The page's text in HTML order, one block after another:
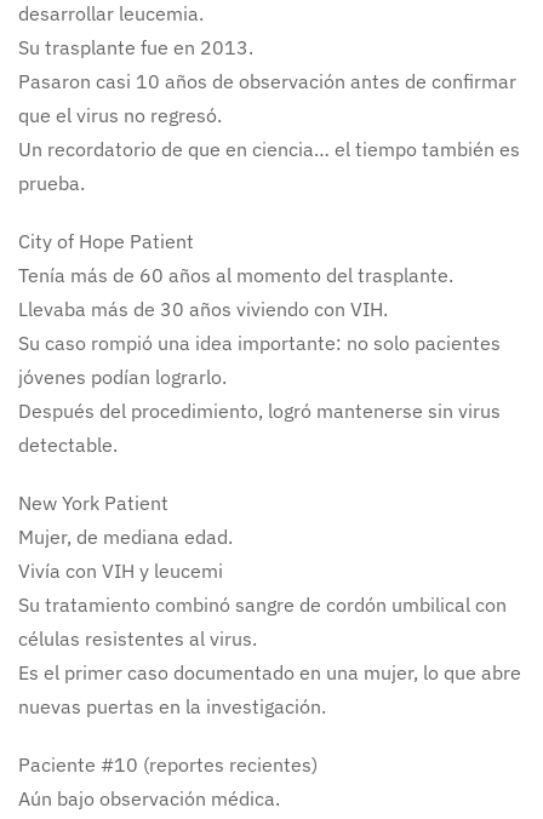
desarrollar leucemia.
Su trasplante fue en 2013.
Pasaron casi 10 años de observación antes de confirmar
que el virus no regresó.
Un recordatorio de que en ciencia… el tiempo también es
prueba.
City of Hope Patient
Tenía más de 60 años al momento del trasplante.
Llevaba más de 30 años viviendo con VIH.
Su caso rompió una idea importante: no solo pacientes
jóvenes podían lograrlo.
Después del procedimiento, logró mantenerse sin virus
detectable.
New York Patient
Mujer, de mediana edad.
Vivía con VIH y leucemi
Su tratamiento combinó sangre de cordón umbilical con
células resistentes al virus.
Es el primer caso documentado en una mujer, lo que abre
nuevas puertas en la investigación.
Paciente #10 (reportes recientes)
Aún bajo observación médica.